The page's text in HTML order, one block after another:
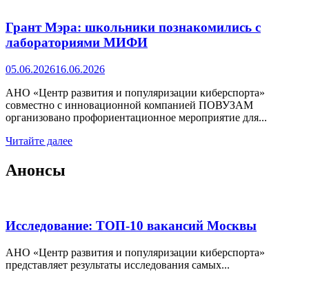
Грант Мэра: школьники познакомились с
лабораториями МИФИ
05.06.202616.06.2026
АНО «Центр развития и популяризации киберспорта»
совместно с инновационной компанией ПОВУЗАМ
организовано профориентационное мероприятие для...
Читайте далее
Анонсы
Исследование: ТОП-10 вакансий Москвы
АНО «Центр развития и популяризации киберспорта»
представляет результаты исследования самых...